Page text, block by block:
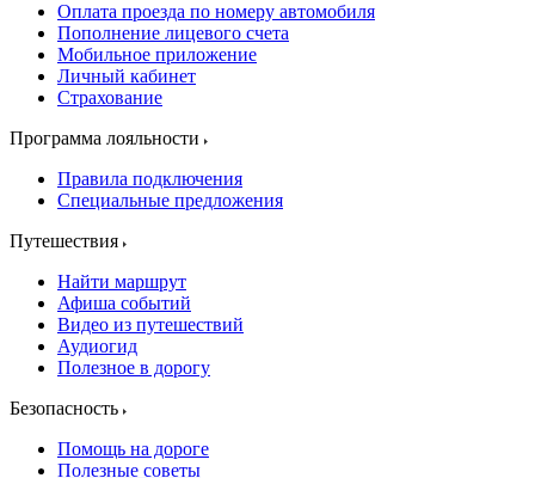
Оплата проезда по номеру автомобиля
Пополнение лицевого счета
Мобильное приложение
Личный кабинет
Страхование
Программа лояльности
Правила подключения
Специальные предложения
Путешествия
Найти маршрут
Афиша событий
Видео из путешествий
Аудиогид
Полезное в дорогу
Безопасность
Помощь на дороге
Полезные советы